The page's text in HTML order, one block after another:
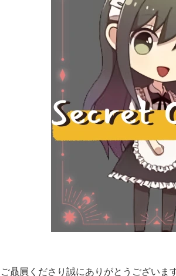
贔屓くださり誠にありがとうございます